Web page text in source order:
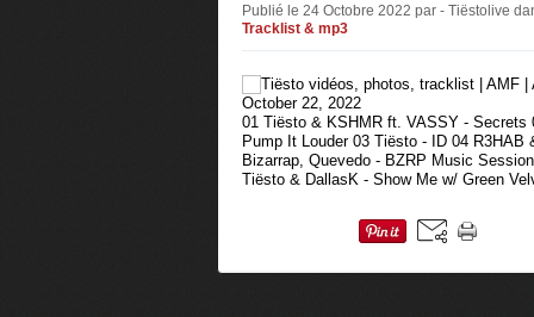
Publié le 24 Octobre 2022 par - Tiëstolive
Tracklist & mp3
01 Tiësto & KSHMR ft. VASSY -
Pump It Louder 03 Tiësto - ID 04 R3HAB
Bizarrap, Quevedo - BZRP Music
Tiësto & DallasK - Show Me w/ Green